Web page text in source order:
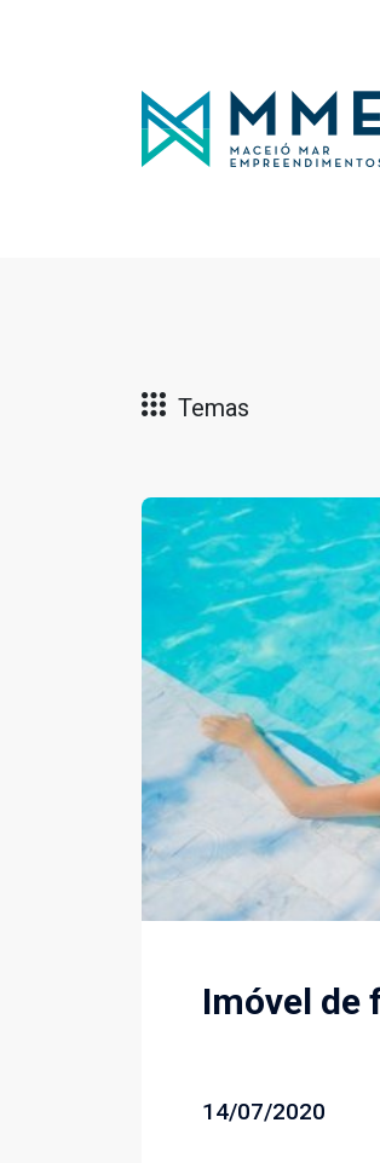
Temas
Imóvel de
14/07/2020